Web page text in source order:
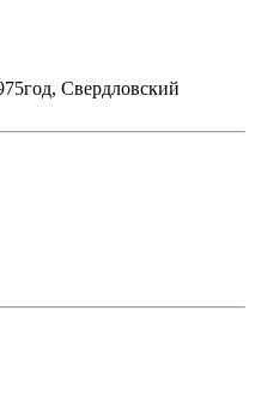
Свердловский